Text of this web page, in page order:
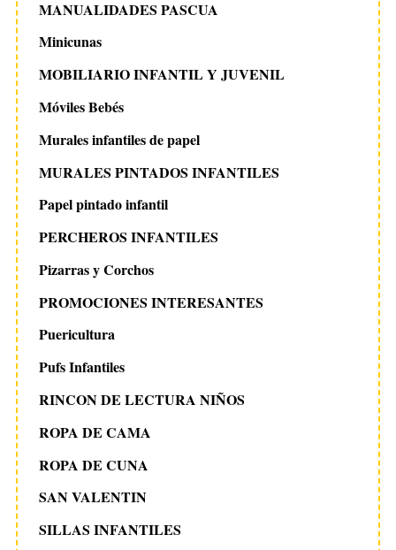
MANUALIDADES PASCUA
Minicunas
MOBILIARIO INFANTIL Y JUVENIL
Móviles Bebés
Murales infantiles de papel
MURALES PINTADOS INFANTILES
Papel pintado infantil
PERCHEROS INFANTILES
Pizarras y Corchos
PROMOCIONES INTERESANTES
Puericultura
Pufs Infantiles
RINCON DE LECTURA NIÑOS
ROPA DE CAMA
ROPA DE CUNA
SAN VALENTIN
SILLAS INFANTILES